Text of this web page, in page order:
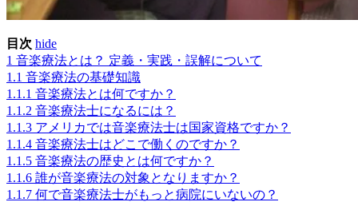
目次 hide
1 音楽療法とは？ 定義・実践・誤解について
1.1 音楽療法の基礎知識
1.1.1 音楽療法とは何ですか？
1.1.2 音楽療法士になるには？
1.1.3 アメリカでは音楽療法士は国家資格ですか？
1.1.4 音楽療法士はどこで働くのですか？
1.1.5 音楽療法の歴史とは何ですか？
1.1.6 誰が音楽療法の対象となりますか？
1.1.7 何で音楽療法士がもっと病院にいないの？